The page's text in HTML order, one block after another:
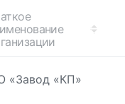
«Завод «КП»